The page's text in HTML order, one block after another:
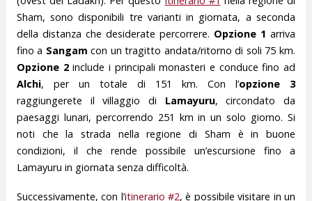
Sham, sono disponibili tre varianti in giornata, a seconda
della distanza che desiderate percorrere. Opzione 1 arriva
fino a Sangam con un tragitto andata/ritorno di soli 75 km.
Opzione 2include i principali monasteri e conduce fino ad
Alchi, per un totale di 151 km. Con l’opzione 3
raggiungerete il villaggio di Lamayuru, circondato da
paesaggi lunari, percorrendo 251 km in un solo giorno. Si
noti che la strada nella regione di Sham è in buone
condizioni, il che rende possibile un’escursione fino a
Lamayuru in giornata senza difficoltà.
Successivamente, con l’itinerario #2, è possibile visitare in un